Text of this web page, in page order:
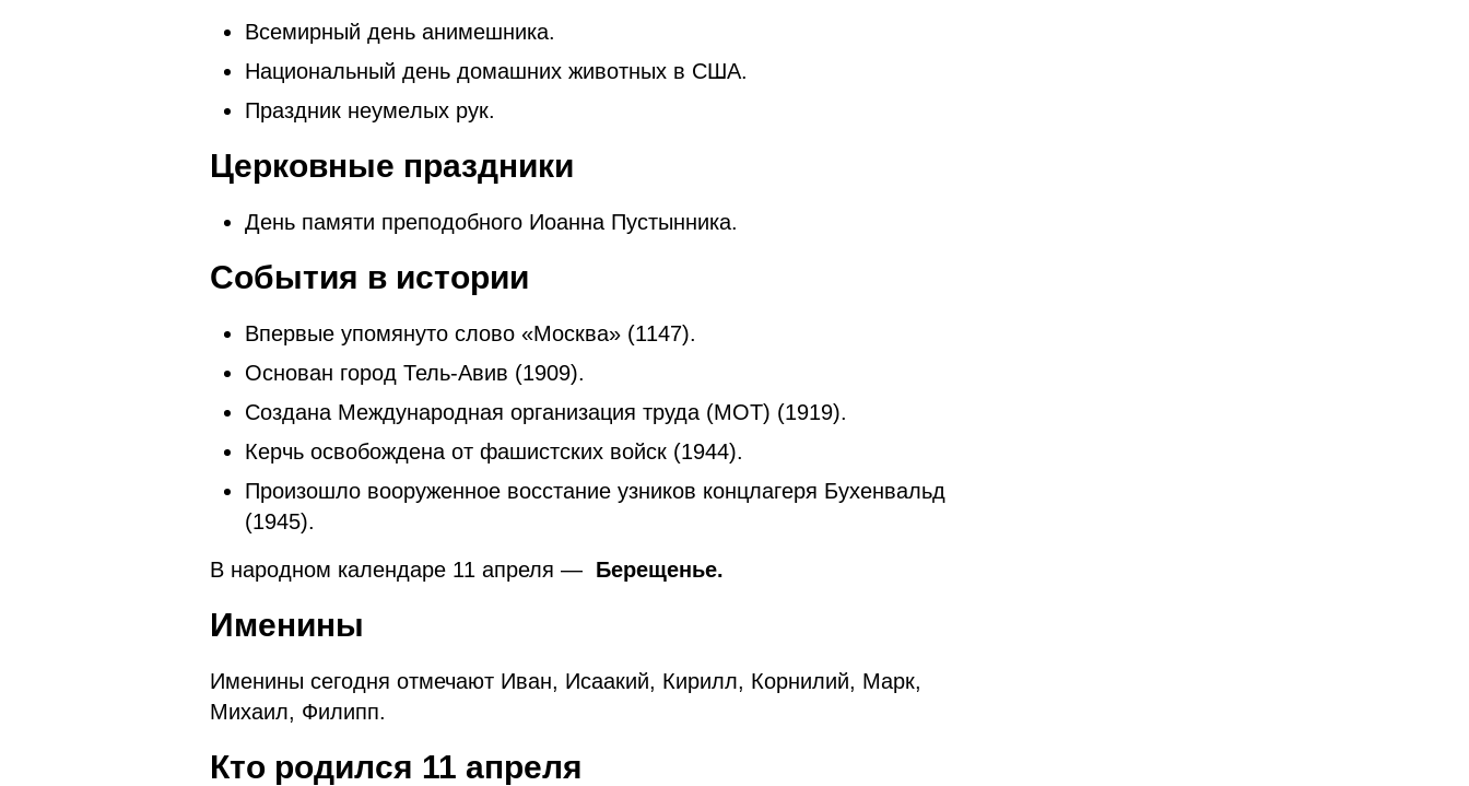
Вceмиpный дeнь aнимeшникa.
Национальный день домашних животных в США.
Пpaздник нeумeлыx pук.
Церковные праздники
День памяти преподобного Иоанна Пустынника.
События в истории
Впервые упомянуто слово «Москва» (1147).
Основан город Тель-Авив (1909).
Создана Международная организация труда (МОТ) (1919).
Керчь освобождена от фашистских войск (1944).
Произошло вооруженное восстание узников концлагеря Бухенвальд
(1945).
В народном календаре 11 апреля — Берещенье.
Именины
Именины сегодня отмечают Иван, Исаакий, Кирилл, Корнилий, Марк,
Михаил, Филипп.
Кто родился 11 апреля